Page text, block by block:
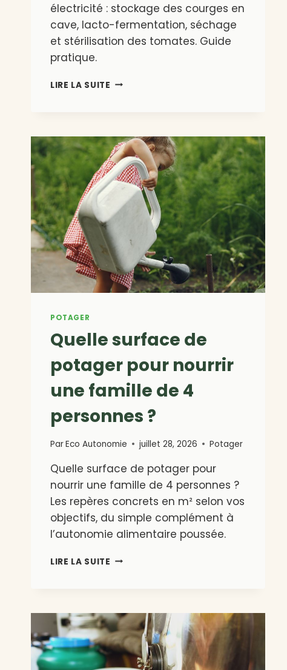
électricité : stockage des courges en
cave, lacto-fermentation, séchage
et stérilisation des tomates. Guide
pratique.
LIRE LA SUITE CONSERVER
LA
RÉCOLTE
:
MÉTHODES
SANS
ÉLECTRICITÉ
POTAGER
Quelle surface de
potager pour nourrir
une famille de 4
personnes ?
ParEco Autonomie juillet 28, 2026 Potager
Quelle surface de potager pour
nourrir une famille de 4 personnes ?
Les repères concrets en m² selon vos
objectifs, du simple complément à
l’autonomie alimentaire poussée.
LIRE LA SUITE QUELLE
NOURRIR
UNE
FAMILLE
DE